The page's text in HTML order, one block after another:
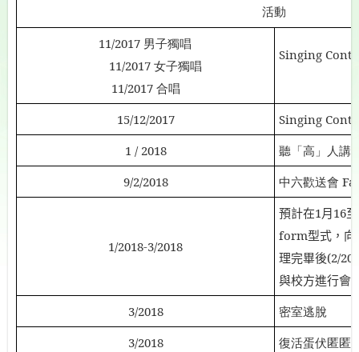
活動
11/2017 男子獨唱
11/2017 女子獨唱
11/2017 合唱
Singing
15/12/2017
Singing
1 / 2018
聽「高」人講
9/2/2018
中六歡送會
1/2018-3/2018
預計在1月16至
form型式，
理完畢後(2/
與校方進行會
3/2018
密室逃脫
3/2018
復活蛋伏匿匿